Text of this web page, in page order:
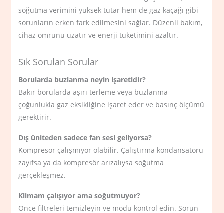
soğutma verimini yüksek tutar hem de gaz kaçağı gibi
sorunların erken fark edilmesini sağlar. Düzenli bakım,
cihaz ömrünü uzatır ve enerji tüketimini azaltır.
Sık Sorulan Sorular
Borularda buzlanma neyin işaretidir?
Bakır borularda aşırı terleme veya buzlanma
çoğunlukla gaz eksikliğine işaret eder ve basınç ölçümü
gerektirir.
Dış üniteden sadece fan sesi geliyorsa?
Kompresör çalışmıyor olabilir. Çalıştırma kondansatörü
zayıfsa ya da kompresör arızalıysa soğutma
gerçekleşmez.
Klimam çalışıyor ama soğutmuyor?
Önce filtreleri temizleyin ve modu kontrol edin. Sorun